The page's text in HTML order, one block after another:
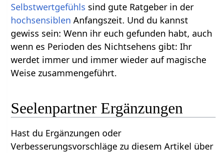
Selbstwertgefühls sind gute Ratgeber in der
hochsensiblen Anfangszeit. Und du kannst
gewiss sein: Wenn ihr euch gefunden habt, auch
wenn es Perioden des Nichtsehens gibt: Ihr
werdet immer und immer wieder auf magische
Weise zusammengeführt.
Seelenpartner Ergänzungen
Hast du Ergänzungen oder
Verbesserungsvorschläge zu diesem Artikel über